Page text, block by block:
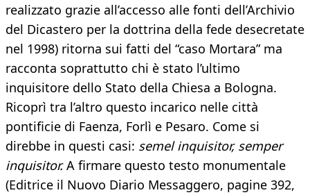
realizzato grazie all’accesso alle fonti dell’Archivio
del Dicastero per la dottrina della fede desecretate
nel 1998) ritorna sui fatti del “caso Mortara” ma
racconta soprattutto chi è stato l’ultimo
inquisitore dello Stato della Chiesa a Bologna.
Ricoprì tra l’altro questo incarico nelle città
pontificie di Faenza, Forlì e Pesaro. Come si
direbbe in questi casi: semel inquisitor, semper
inquisitor.A firmare questo testo monumentale
(Editrice il Nuovo Diario Messaggero, pagine 392,